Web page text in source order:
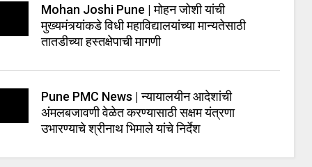
Mohan Joshi Pune | मोहन जोशी यांची
मुख्यमंत्र्यांकडे विधी महाविद्यालयांच्या मान्यतेसाठी
तातडीच्या हस्तक्षेपाची मागणी
Pune PMC News | न्यायालयीन आदेशांची
अंमलबजावणी वेळेत करण्यासाठी सक्षम यंत्रणा
उभारण्याचे श्रीनाथ भिमाले यांचे निर्देश